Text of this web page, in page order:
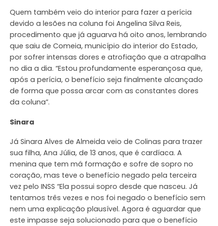
Quem também veio do interior para fazer a perícia
devido a lesões na coluna foi Angelina Silva Reis,
procedimento que já aguarva há oito anos, lembrando
que saiu de Comeia, município do interior do Estado,
por sofrer intensas dores e atrofiação que a atrapalha
no dia a dia. “Estou profundamente esperançosa que,
após a perícia, o benefício seja finalmente alcançado
de forma que possa arcar com as constantes dores
da coluna”.
Sinara
Já Sinara Alves de Almeida veio de Colinas para trazer
sua filha, Ana Júlia, de 13 anos, que é cardíaca. A
menina que tem má formação e sofre de sopro no
coração, mas teve o benefício negado pela terceira
vez pelo INSS “Ela possui sopro desde que nasceu. Já
tentamos três vezes e nos foi negado o benefício sem
nem uma explicação plausível. Agora é aguardar que
este impasse seja solucionado para que o benefício